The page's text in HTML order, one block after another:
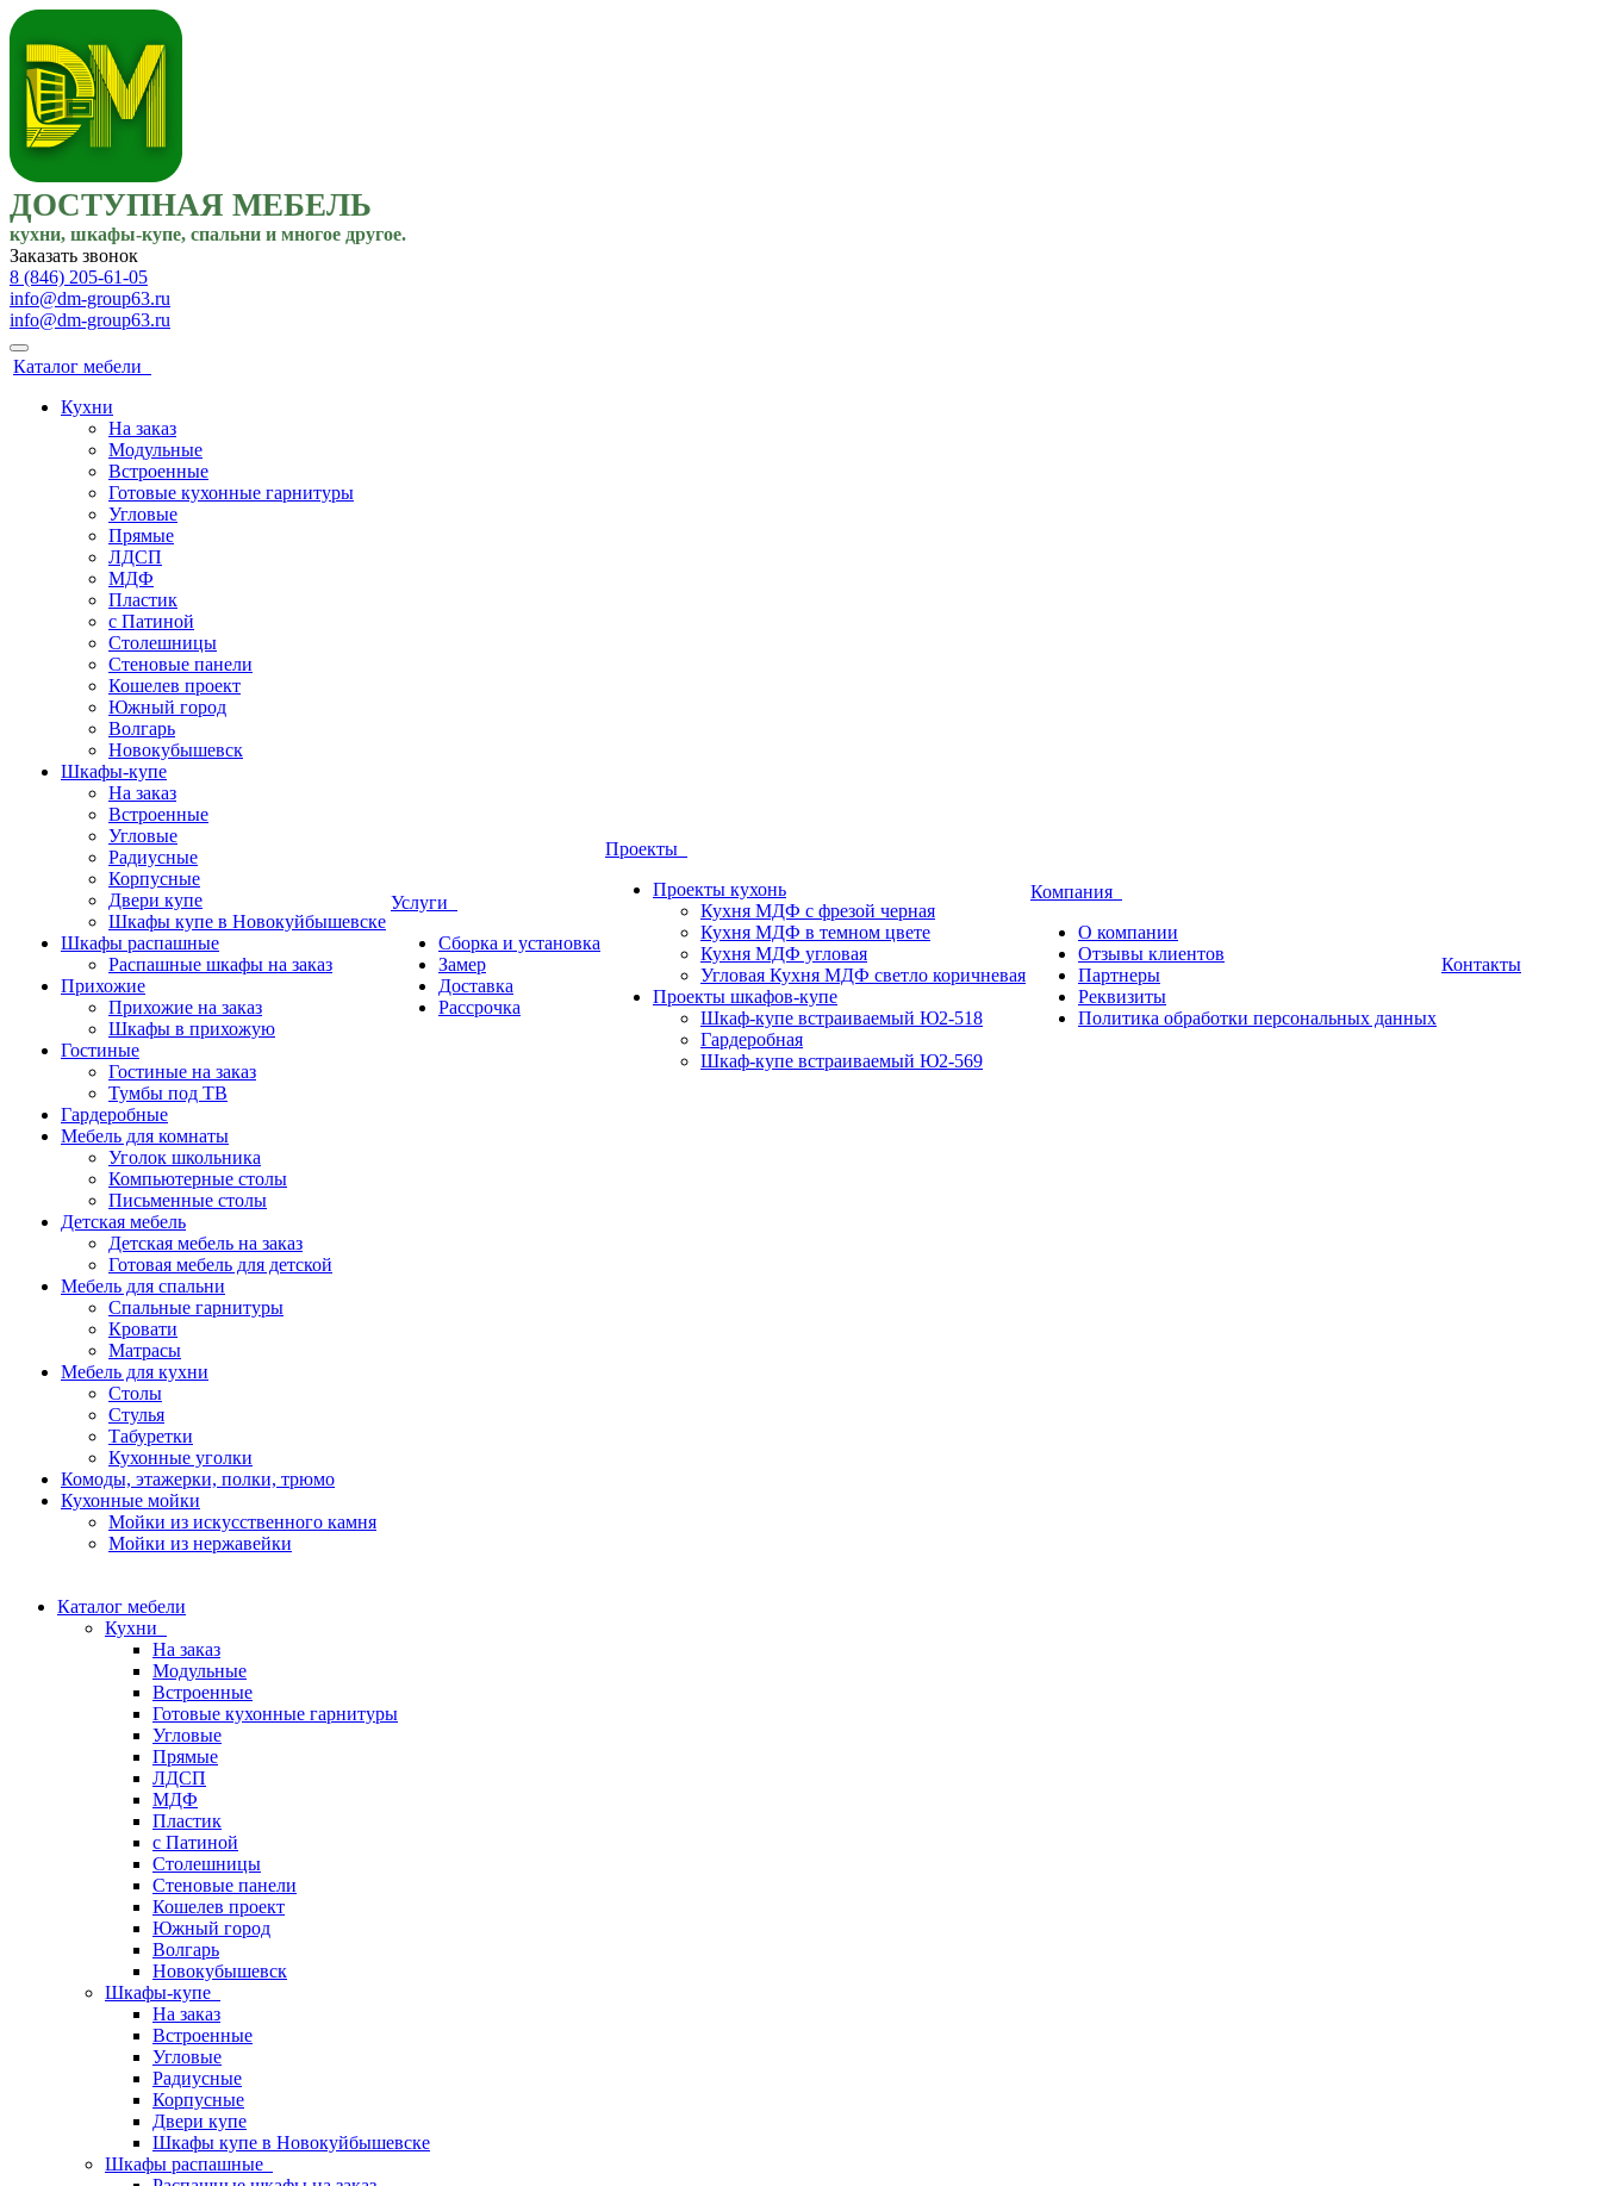
ДОСТУПНАЯ МЕБЕЛЬ
кухни, шкафы-купе, спальни и многое другое.
Заказать звонок
8 (846) 205-61-05
info@dm-group63.ru
info@dm-group63.ru
Каталог мебели
Кухни
На заказ
Модульные
Встроенные
Готовые кухонные гарнитуры
Угловые
Прямые
ЛДСП
МДФ
Пластик
с Патиной
Столешницы
Стеновые панели
Кошелев проект
Южный город
Волгарь
Новокубышевск
Шкафы-купе
На заказ
Встроенные
Угловые
Радиусные
Корпусные
Двери купе
Шкафы купе в Новокуйбышевске
Шкафы распашные
Распашные шкафы на заказ
Прихожие
Прихожие на заказ
Шкафы в прихожую
Гостиные
Гостиные на заказ
Тумбы под ТВ
Гардеробные
Мебель для комнаты
Уголок школьника
Компьютерные столы
Письменные столы
Детская мебель
Детская мебель на заказ
Готовая мебель для детской
Мебель для спальни
Спальные гарнитуры
Кровати
Матрасы
Мебель для кухни
Столы
Стулья
Табуретки
Кухонные уголки
Комоды, этажерки, полки, трюмо
Кухонные мойки
Мойки из искусственного камня
Мойки из нержавейки
Услуги
Сборка и установка
Замер
Доставка
Рассрочка
Проекты
Проекты кухонь
Кухня МДФ с фрезой черная
Кухня МДФ в темном цвете
Кухня МДФ угловая
Угловая Кухня МДФ светло коричневая
Проекты шкафов-купе
Шкаф-купе встраиваемый Ю2-518
Гардеробная
Шкаф-купе встраиваемый Ю2-569
Компания
О компании
Отзывы клиентов
Партнеры
Реквизиты
Политика обработки персональных данных
Контакты
Каталог мебели
Кухни
На заказ
Модульные
Встроенные
Готовые кухонные гарнитуры
Угловые
Прямые
ЛДСП
МДФ
Пластик
с Патиной
Столешницы
Стеновые панели
Кошелев проект
Южный город
Волгарь
Новокубышевск
Шкафы-купе
На заказ
Встроенные
Угловые
Радиусные
Корпусные
Двери купе
Шкафы купе в Новокуйбышевске
Шкафы распашные